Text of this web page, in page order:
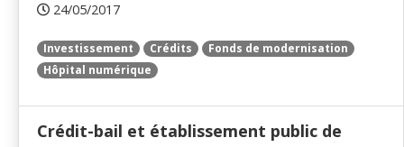
24/05/2017
Investissement Crédits
Fonds de modernisation
Hôpital numérique
Crédit-bail et établissement public de